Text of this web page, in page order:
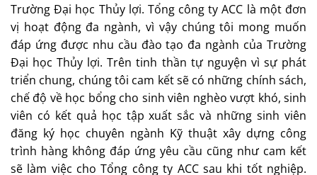
Trường Đại học Thủy lợi. Tổng công ty ACC là một đơn
vị hoạt động đa ngành, vì vậy chúng tôi mong muốn
đáp ứng được nhu cầu đào tạo đa ngành của Trường
Đại học Thủy lợi. Trên tinh thần tự nguyện vì sự phát
triển chung, chúng tôi cam kết sẽ có những chính sách,
chế độ về học bổng cho sinh viên nghèo vượt khó, sinh
viên có kết quả học tập xuất sắc và những sinh viên
đăng ký học chuyên ngành Kỹ thuật xây dựng công
trình hàng không đáp ứng yêu cầu cũng như cam kết
sẽ làm việc cho Tổng công ty ACC sau khi tốt nghiệp.